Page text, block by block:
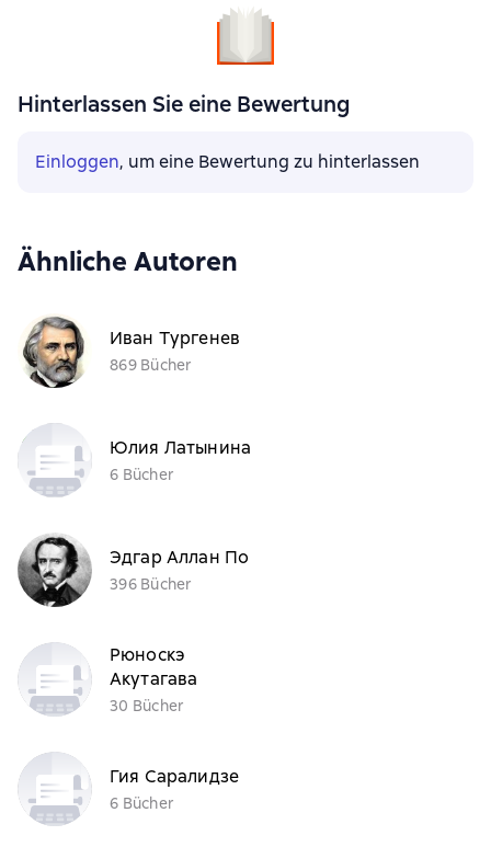
Hinterlassen Sie eine Bewertung
Einloggen, um eine Bewertung zu hinterlassen
Ähnliche Autoren
Иван Тургенев
869 Bücher
Юлия Латынина
6 Bücher
Эдгар Аллан По
396 Bücher
Рюноскэ
Акутагава
30 Bücher
Гия Саралидзе
6 Bücher